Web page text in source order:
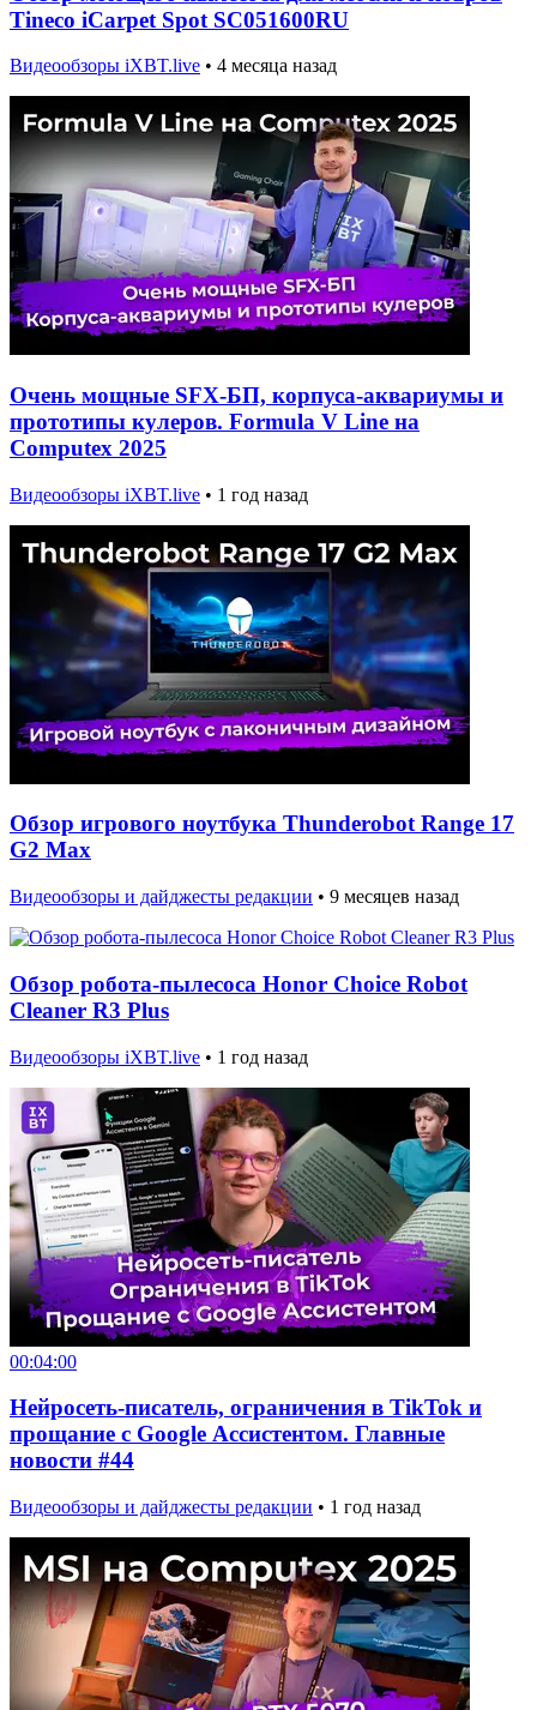
Tineco iCarpet Spot SC051600RU
Видеообзоры iXBT.live • 4 месяца назад
Очень мощные SFX-БП, корпуса-аквариумы и
прототипы кулеров. Formula V Line на
Computex 2025
Видеообзоры iXBT.live • 1 год назад
Обзор игрового ноутбука Thunderobot Range 17
G2 Max
Видеообзоры и дайджесты редакции • 9 месяцев назад
Обзор робота-пылесоса Honor Choice Robot
Cleaner R3 Plus
Видеообзоры iXBT.live • 1 год назад
00:04:00
Нейросеть-писатель, ограничения в TikTok и
прощание с Google Ассистентом. Главные
новости #44
Видеообзоры и дайджесты редакции • 1 год назад